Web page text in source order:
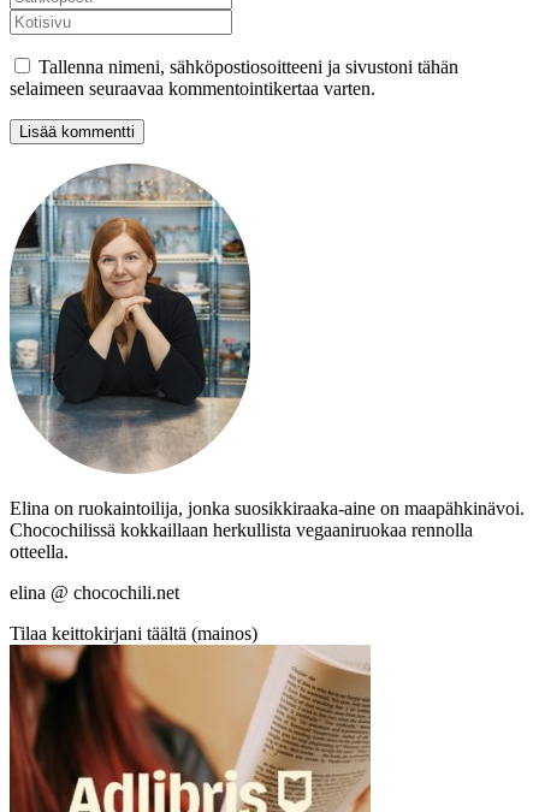
Tallenna nimeni, sähköpostiosoitteeni ja sivustoni tähän
selaimeen seuraavaa kommentointikertaa varten.
Elina on ruokaintoilija, jonka suosikkiraaka-aine on maapähkinävoi.
Chocochilissä kokkaillaan herkullista vegaaniruokaa rennolla
otteella.
elina @ chocochili.net
Tilaa keittokirjani täältä (mainos)